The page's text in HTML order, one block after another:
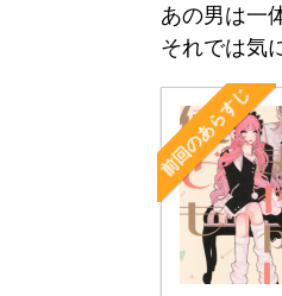
あの男は一
それでは気
前回のあらすじ